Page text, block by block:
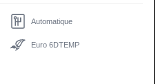
Automatique
Euro 6DTEMP